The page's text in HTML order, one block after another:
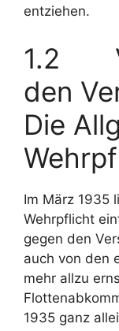
entziehen.
1.2
den
Die
Im März 1935
Wehrpflicht
gegen den
auch von den
mehr allzu
1935 ganz